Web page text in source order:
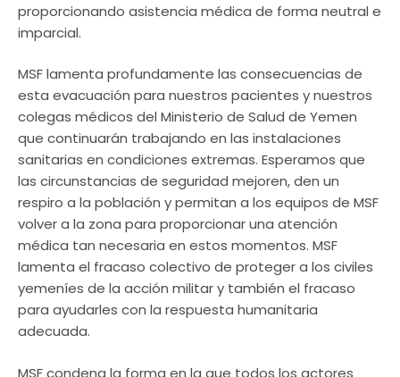
proporcionando asistencia médica de forma neutral e
imparcial.
MSF lamenta profundamente las consecuencias de
esta evacuación para nuestros pacientes y nuestros
colegas médicos del Ministerio de Salud de Yemen
que continuarán trabajando en las instalaciones
sanitarias en condiciones extremas. Esperamos que
las circunstancias de seguridad mejoren, den un
respiro a la población y permitan a los equipos de MSF
volver a la zona para proporcionar una atención
médica tan necesaria en estos momentos. MSF
lamenta el fracaso colectivo de proteger a los civiles
yemeníes de la acción militar y también el fracaso
para ayudarles con la respuesta humanitaria
adecuada.
MSF condena la forma en la que todos los actores